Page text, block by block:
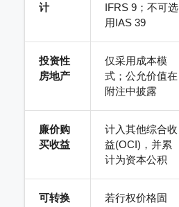
计
IFRS 9；不可选
用IAS 39
投资性
房地产
仅采用成本模
式；公允价值在
附注中披露
廉价购
买收益
计入其他综合收
益(OCI)，并累
计为资本公积
可转换
若行权价格固